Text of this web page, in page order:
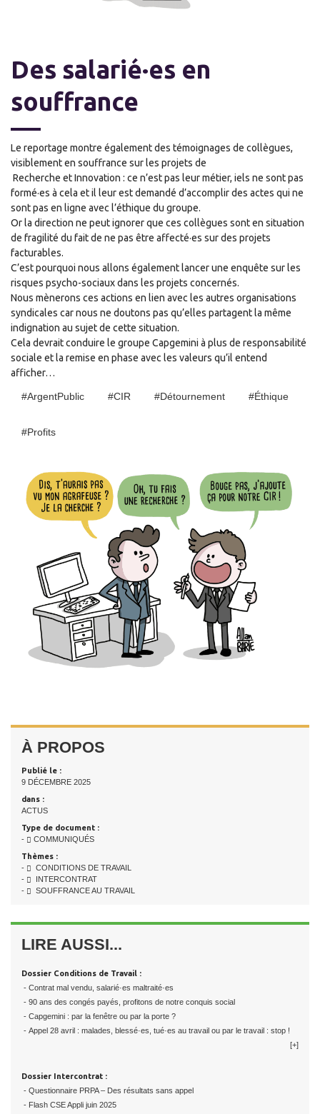
Des salarié·es en
souffrance
Le reportage montre également des témoignages de collègues,
visiblement en souffrance sur les projets de
Recherche et Innovation : ce n’est pas leur métier, iels ne sont pas
formé·es à cela et il leur est demandé d’accomplir des actes qui ne
sont pas en ligne avec l’éthique du groupe.
Or la direction ne peut ignorer que ces collègues sont en situation
de fragilité du fait de ne pas être affecté·es sur des projets
facturables.
C’est pourquoi nous allons également lancer une enquête sur les
risques psycho-sociaux dans les projets concernés.
Nous mènerons ces actions en lien avec les autres organisations
syndicales car nous ne doutons pas qu’elles partagent la même
indignation au sujet de cette situation.
Cela devrait conduire le groupe Capgemini à plus de responsabilité
sociale etla remise en phase avec les valeurs qu’il entend
afficher…
#ArgentPublic #CIR #Détournement #éthique
#profits
À PROPOS
Publié le :
9 DÉCEMBRE 2025
dans :
ACTUS
Type de document :
-
COMMUNIQUÉS
Thèmes :
-
CONDITIONS DE TRAVAIL
-
INTERCONTRAT
-
SOUFFRANCE AU TRAVAIL
LIRE AUSSI...
Dossier Conditions de Travail :
- Contrat mal vendu, salarié·es maltraité·es
- 90 ans des congés payés, profitons de notre conquis social
- Capgemini : par la fenêtre ou par la porte ?
- Appel 28 avril : malades, blessé·es, tué·es au travail ou par le travail : stop !
[+]
Dossier Intercontrat :
- Questionnaire PRPA – Des résultats sans appel
- Flash CSE Appli juin 2025